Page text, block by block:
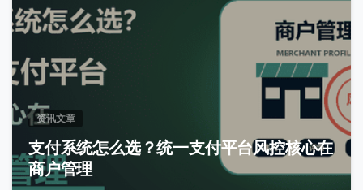
资讯文章
支付系统怎么选？统一支付平台风控核心在
商户管理